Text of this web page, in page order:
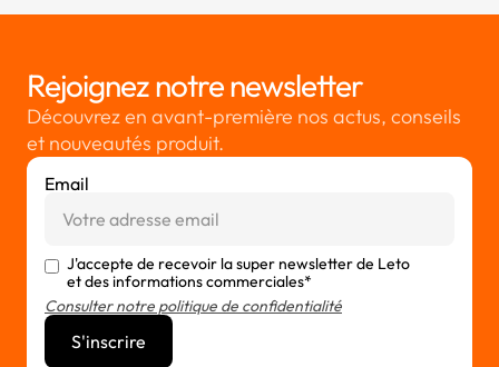
Rejoignez notre newsletter
Découvrez en avant-première nos actus, conseils
et nouveautés produit.
Email
J'accepte de recevoir la super newsletter de Leto
et des informations commerciales*
Consulter notre politique de confidentialité